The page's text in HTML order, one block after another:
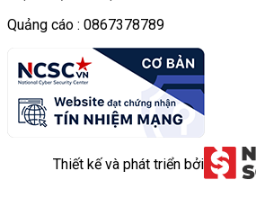
Quảng cáo : 0867378789
Thiết kế và phát triển bởi